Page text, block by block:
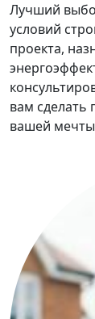
Лучший
условий
проекта,
вам
вашей мечты